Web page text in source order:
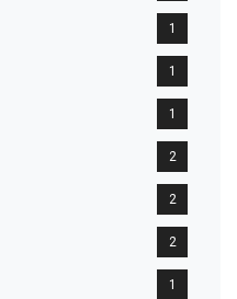
1
1
1
2
2
2
1